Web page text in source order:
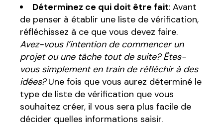
Déterminez ce qui doit être fait: Avant
de penser à établir une liste de vérification,
réfléchissez à ce que vous devez faire.
Avez-vous l’intention de commencer un
projet ou une tâche tout de suite? Êtes-
vous simplement en train de réfléchir à des
idées?Une fois que vous aurez déterminé le
type de liste de vérification que vous
souhaitez créer, il vous sera plus facile de
décider quelles informations saisir.